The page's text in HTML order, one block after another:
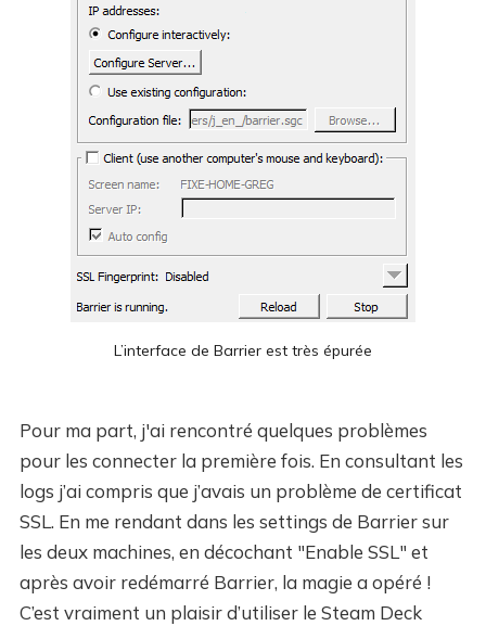
L’interface de Barrier est très épurée
Pour ma part, j'ai rencontré quelques problèmes
pour les connecter la première fois. En consultant les
logs j’ai compris que j’avais un problème de certificat
SSL. En me rendant dans les settings de Barrier sur
les deux machines, en décochant "Enable SSL" et
après avoir redémarré Barrier, la magie a opéré !
C’est vraiment un plaisir d’utiliser le Steam Deck